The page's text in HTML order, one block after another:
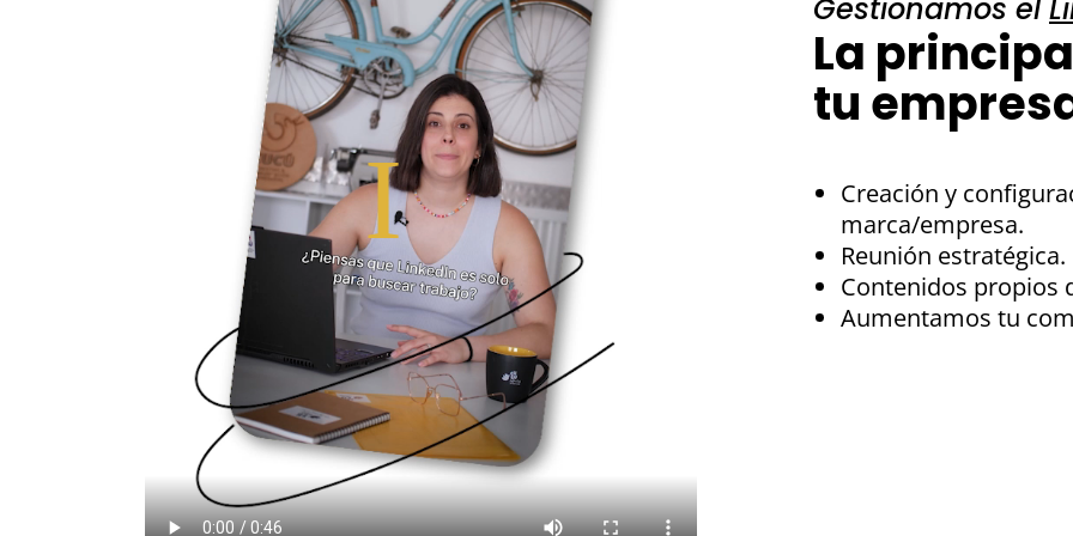
Gestionamos el
La
tu
Creación y
marca/empresa.
Reunión estratégica.
Contenidos propios
Aumentamos tu